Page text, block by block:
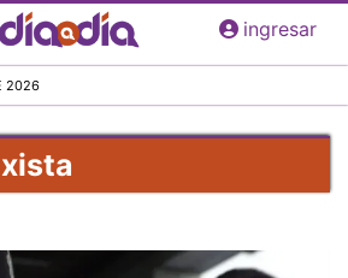
Pasar
al
principal
ingresar
2026